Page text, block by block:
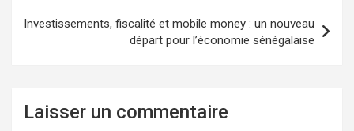
Investissements, fiscalité et mobile money : un nouveau
départ pour l’économie sénégalaise
Laisser un commentaire